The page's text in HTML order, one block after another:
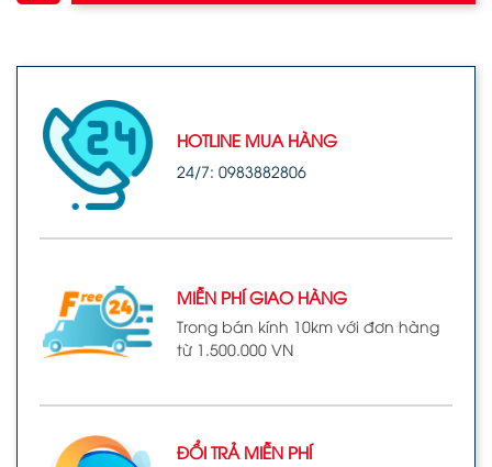
HOTLINE MUA HÀNG
24/7: 0983882806
MIỄN PHÍ GIAO HÀNG
Trong bán kính 10km với đơn hàng
từ 1.500.000 VN
ĐỔI TRẢ MIỄN PHÍ